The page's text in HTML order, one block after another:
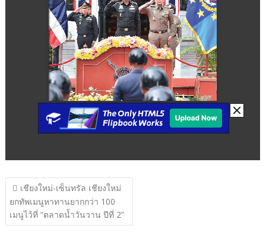
แนะแนว
เรื่อง
เชียงใหม่-เซ็นทรัล เชียงใหม่
ยกทัพเมนูหาทานยากกว่า 100
เมนูไว้ที่ “ตลาดน้ำวันวาน ปีที่ 2”